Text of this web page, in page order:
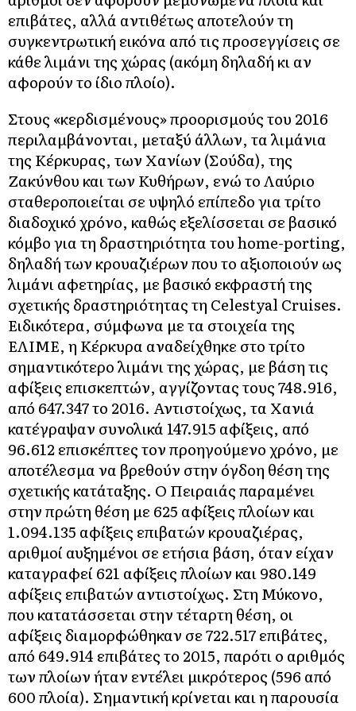
επιβάτες, αλλά αντιθέτως αποτελούν τη
συγκεντρωτική εικόνα από τις προσεγγίσεις σε
κάθε λιμάνι της χώρας (ακόμη δηλαδή κι αν
αφορούν το ίδιο πλοίο).
Στους «κερδισμένους» προορισμούς του 2016
περιλαμβάνονται, μεταξύ άλλων, τα λιμάνια
της Κέρκυρας, των Χανίων (Σούδα), της
Ζακύνθου και των Κυθήρων, ενώ το Λαύριο
σταθεροποιείται σε υψηλό επίπεδο για τρίτο
διαδοχικό χρόνο, καθώς εξελίσσεται σε βασικό
κόμβο για τη δραστηριότητα του home-porting,
δηλαδή των κρουαζιέρων που το αξιοποιούν ως
λιμάνι αφετηρίας, με βασικό εκφραστή της
σχετικής δραστηριότητας τη Celestyal Cruises.
Ειδικότερα, σύμφωνα με τα στοιχεία της
ΕΛΙΜΕ, η Κέρκυρα αναδείχθηκε στο τρίτο
σημαντικότερο λιμάνι της χώρας, με βάση τις
αφίξεις επισκεπτών, αγγίζοντας τους 748.916,
από 647.347 το 2016. Αντιστοίχως, τα Χανιά
κατέγραψαν συνολικά 147.915 αφίξεις, από
96.612 επισκέπτες τον προηγούμενο χρόνο, με
αποτέλεσμα να βρεθούν στην όγδοη θέση της
σχετικής κατάταξης. Ο Πειραιάς παραμένει
στην πρώτη θέση με 625 αφίξεις πλοίων και
1.094.135 αφίξεις επιβατών κρουαζιέρας,
αριθμοί αυξημένοι σε ετήσια βάση, όταν είχαν
καταγραφεί 621 αφίξεις πλοίων και 980.149
αφίξεις επιβατών αντιστοίχως. Στη Μύκονο,
που κατατάσσεται στην τέταρτη θέση, οι
αφίξεις διαμορφώθηκαν σε 722.517 επιβάτες,
από 649.914 επιβάτες το 2015, παρότι ο αριθμός
των πλοίων ήταν εντέλει μικρότερος (596 από
600 πλοία). Σημαντική κρίνεται και η παρουσία